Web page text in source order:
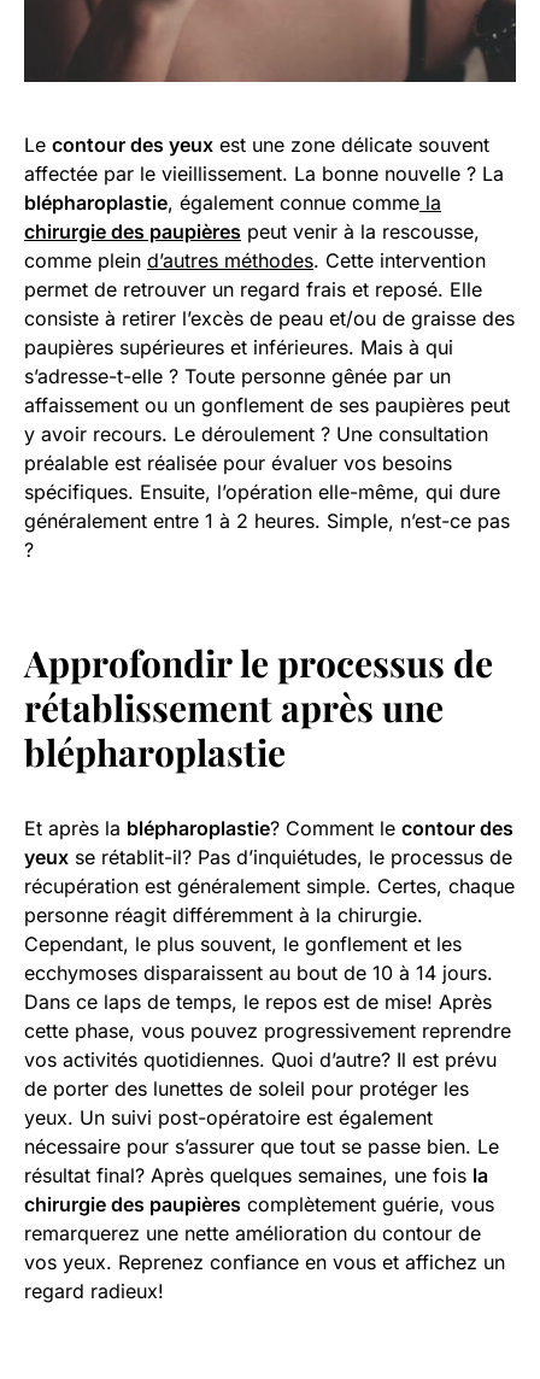
Le contour des yeux est une zone délicate souvent
affectée par le vieillissement. La bonne nouvelle ? La
blépharoplastie, également connue comme la
chirurgie des paupières peut venir à la rescousse,
comme plein d’autres méthodes. Cette intervention
permet de retrouver un regard frais et reposé. Elle
consiste à retirer l’excès de peau et/ou de graisse des
paupières supérieures et inférieures. Mais à qui
s’adresse-t-elle ? Toute personne gênée par un
affaissement ou un gonflement de ses paupières peut
y avoir recours. Le déroulement ? Une consultation
préalable est réalisée pour évaluer vos besoins
spécifiques. Ensuite, l’opération elle-même, qui dure
généralement entre 1 à 2 heures. Simple, n’est-ce pas
?
Approfondir le processus de
rétablissement après une
blépharoplastie
Et après la blépharoplastie? Comment le contour des
yeux se rétablit-il? Pas d’inquiétudes, le processus de
récupération est généralement simple. Certes, chaque
personne réagit différemment à la chirurgie.
Cependant, le plus souvent, le gonflement et les
ecchymoses disparaissent au bout de 10 à 14 jours.
Dans ce laps de temps, le repos est de mise! Après
cette phase, vous pouvez progressivement reprendre
vos activités quotidiennes. Quoi d’autre? Il est prévu
de porter des lunettes de soleil pour protéger les
yeux. Un suivi post-opératoire est également
nécessaire pour s’assurer que tout se passe bien. Le
résultat final? Après quelques semaines, une fois la
chirurgie des paupières complètement guérie, vous
remarquerez une nette amélioration du contour de
vos yeux. Reprenez confiance en vous et affichez un
regard radieux!